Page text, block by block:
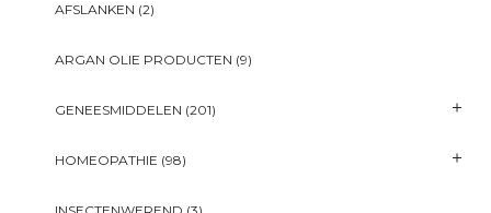
AFSLANKEN (2)
ARGAN OLIE PRODUCTEN (9)
GENEESMIDDELEN (201)
HOMEOPATHIE (98)